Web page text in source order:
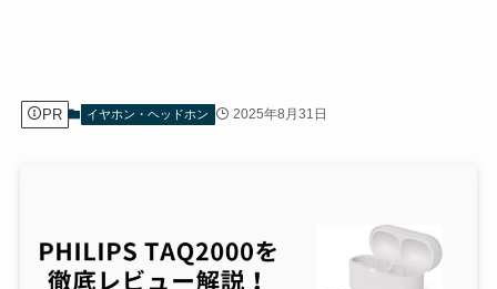
PR イヤホン・ヘッドホン 2025年8月31日